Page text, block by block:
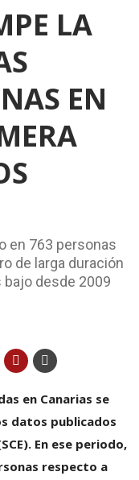
LA
EN
en 763 personas
de larga duración
bajo desde 2009
en Canarias se
datos publicados
En ese periodo,
respecto a